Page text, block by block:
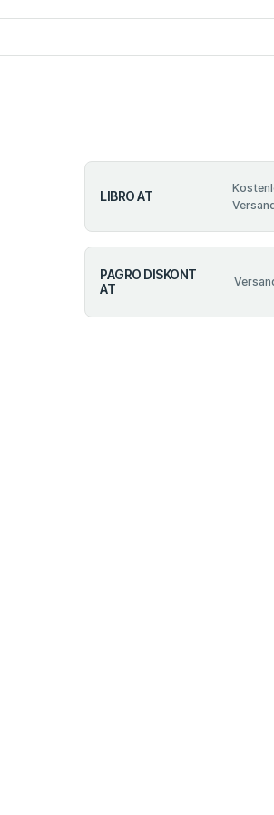
LIBRO AT
PAGRO DISKONT
AT